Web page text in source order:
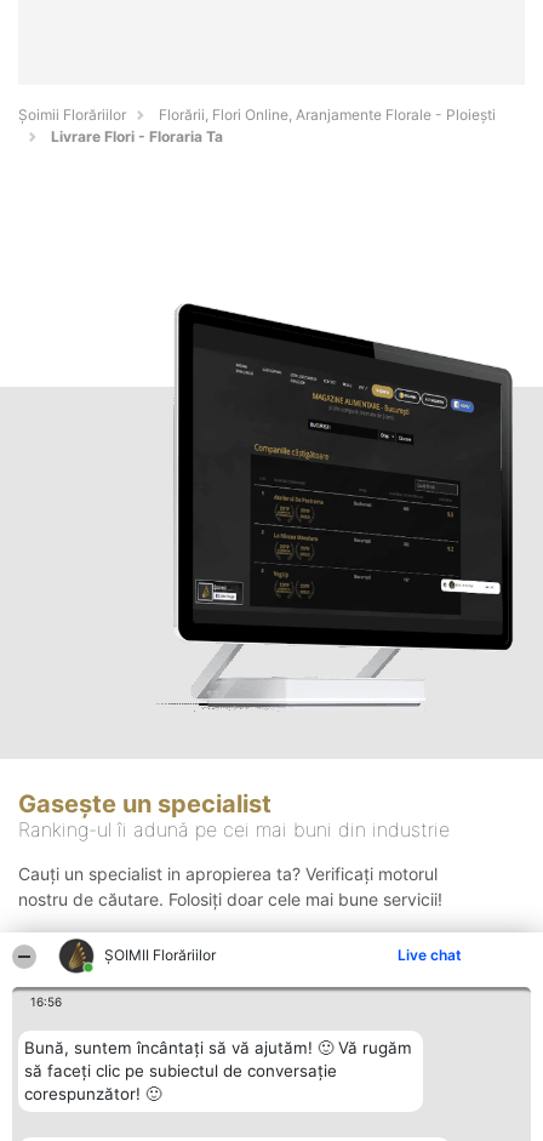
ȘOIMII Florăriilor Live chat
16:56
Bună, suntem încântați să vă ajutăm! 🙂 Vă rugăm
să faceți clic pe subiectul de conversație
corespunzător! 🙂
Șoimii Florăriilor
Florării, Flori Online, Aranjamente Florale - Ploieşti
Livrare Flori - Floraria Ta
Gasește un specialist
Ranking-ul îi adună pe cei mai buni din industrie
Cauți un specialist in apropierea ta? Verificați motorul
nostru de căutare. Folosiți doar cele mai bune servicii!